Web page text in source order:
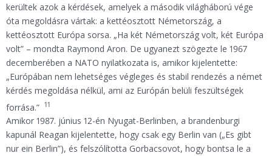
kerültek azok a kérdések, amelyek a második világháború vége
óta megoldásra vártak: a kettéosztott Németország, a
kettéosztott Európa sorsa. „Ha két Németország volt, két Európa
volt” – mondta Raymond Aron. De ugyanezt szögezte le 1967
decemberében a NATO nyilatkozata is, amikor kijelentette:
„Európában nem lehetséges végleges és stabil rendezés a német
kérdés megoldása nélkül, ami az Európán belüli feszültségek
forrása.” 11
Amikor 1987. június 12-én Nyugat-Berlinben, a brandenburgi
kapunál Reagan kijelentette, hogy csak egy Berlin van („Es gibt
nur ein Berlin”), és felszólította Gorbacsovot, hogy bontsa le a